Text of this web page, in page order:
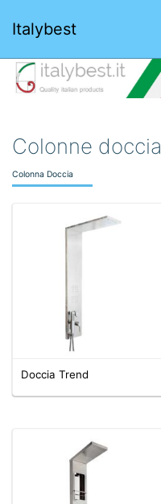
Italybest
Colonne doccia
Colonna Doccia
Doccia Trend